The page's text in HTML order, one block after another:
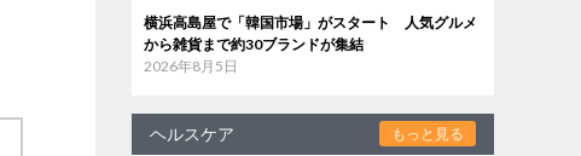
横浜高島屋で「韓国市場」がスタート 人気グルメ
から雑貨まで約30ブランドが集結
2026年8月5日
ヘルスケア もっと見る